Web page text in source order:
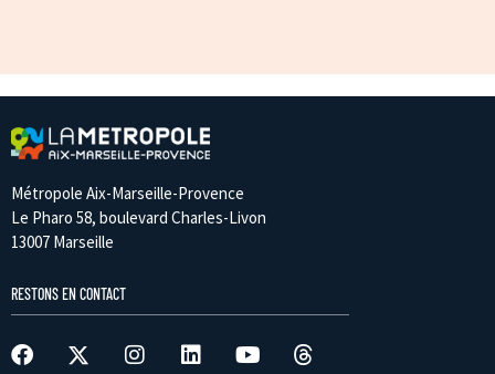
Métropole Aix-Marseille-Provence
Le Pharo 58, boulevard Charles-Livon
13007 Marseille
RESTONS EN CONTACT